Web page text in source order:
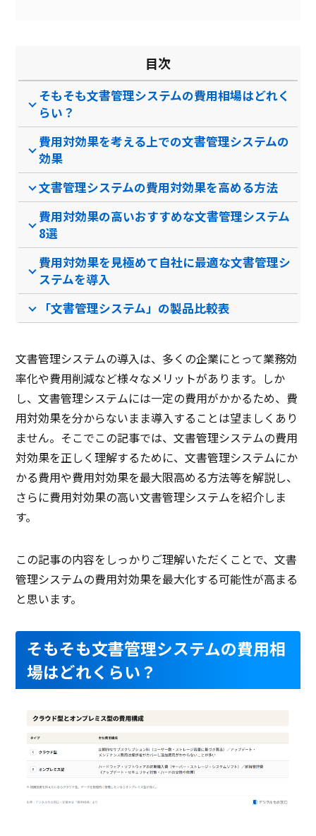
動画共有
製品名
サービス資料
無料ダウンロード
ソフト種別 クラウド型ソフト
/
クラウド型ソフト
/
/
目次
そもそも文書管理システムの費用相場はどれく
らい？
費用対効果を考える上での文書管理システムの
効果
文書管理システムの費用対効果を高める方法
費用対効果の高いおすすめな文書管理システム
8選
費用対効果を見極めて自社に最適な文書管理シ
ステムを導入
「文書管理システム」の製品比較表
文書管理システムの導入は、多くの企業にとって業務効
率化や費用削減など様々なメリットがあります。しか
し、文書管理システムには一定の費用がかかるため、費
用対効果を分からないまま導入することは望ましくあり
ません。そこでこの記事では、文書管理システムの費用
対効果を正しく理解するために、文書管理システムにか
かる費用や費用対効果を最大限高める方法等を解説し、
さらに費用対効果の高い文書管理システムを紹介しま
す。
この記事の内容をしっかりご理解いただくことで、文書
管理システムの費用対効果を最大化する可能性が高まる
と思います。
そもそも文書管理システムの費用相
場はどれくらい？